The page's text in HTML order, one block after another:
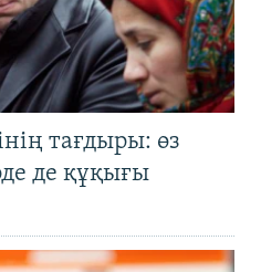
тағдыры: өз
де құқығы